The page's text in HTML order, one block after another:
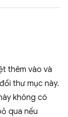
thêm vào và
thư mục này.
không có
qua nếu